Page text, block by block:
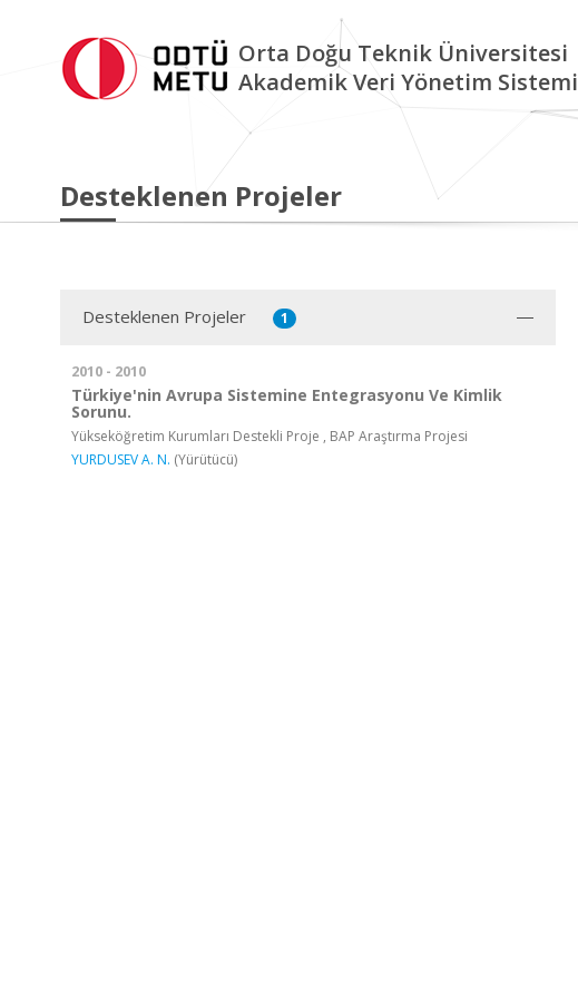
Orta Doğu Teknik Üniversitesi
Akademik Veri Yönetim Sistemi
Desteklenen Projeler
Desteklenen Projeler 1
2010 - 2010
Türkiye'nin Avrupa Sistemine Entegrasyonu Ve Kimlik
Sorunu.
Yükseköğretim Kurumları Destekli Proje , BAP Araştırma Projesi
YURDUSEV A. N. (Yürütücü)